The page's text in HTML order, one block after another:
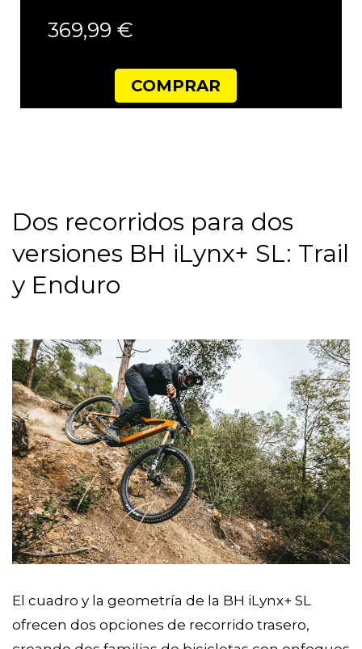
369,99 €
COMPRAR
Dos recorridos para dos
versiones BH iLynx+ SL: Trail
y Enduro
El cuadro y la geometría de la BH iLynx+ SL
ofrecen dos opciones de recorrido trasero,